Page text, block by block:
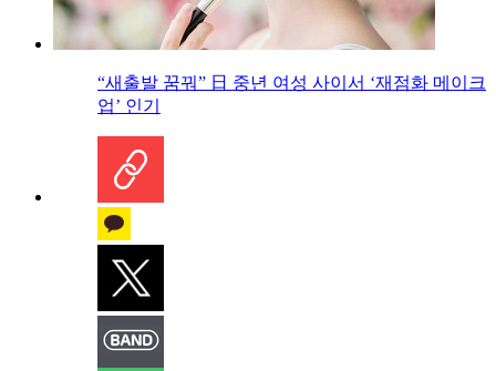
“새출발 꿈꿔” 日 중년 여성 사이서 ‘재점화 메이크
업’ 인기